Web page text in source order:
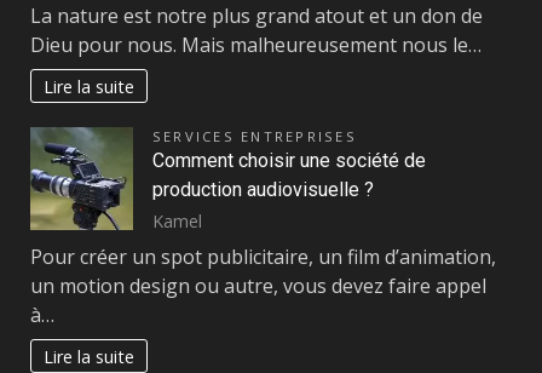
La nature est notre plus grand atout et un don de
Dieu pour nous. Mais malheureusement nous le…
Lire la suite
SERVICES ENTREPRISES
Comment choisir une société de
production audiovisuelle ?
Kamel
Pour créer un spot publicitaire, un film d’animation,
un motion design ou autre, vous devez faire appel
à…
Lire la suite